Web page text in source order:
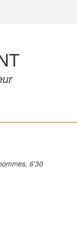
6'30